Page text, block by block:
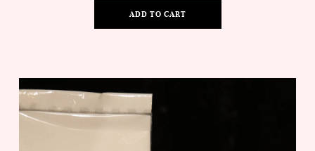
ADD TO CART